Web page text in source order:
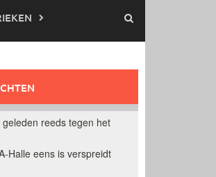
reeds tegen het
Halle eens is verspreidt